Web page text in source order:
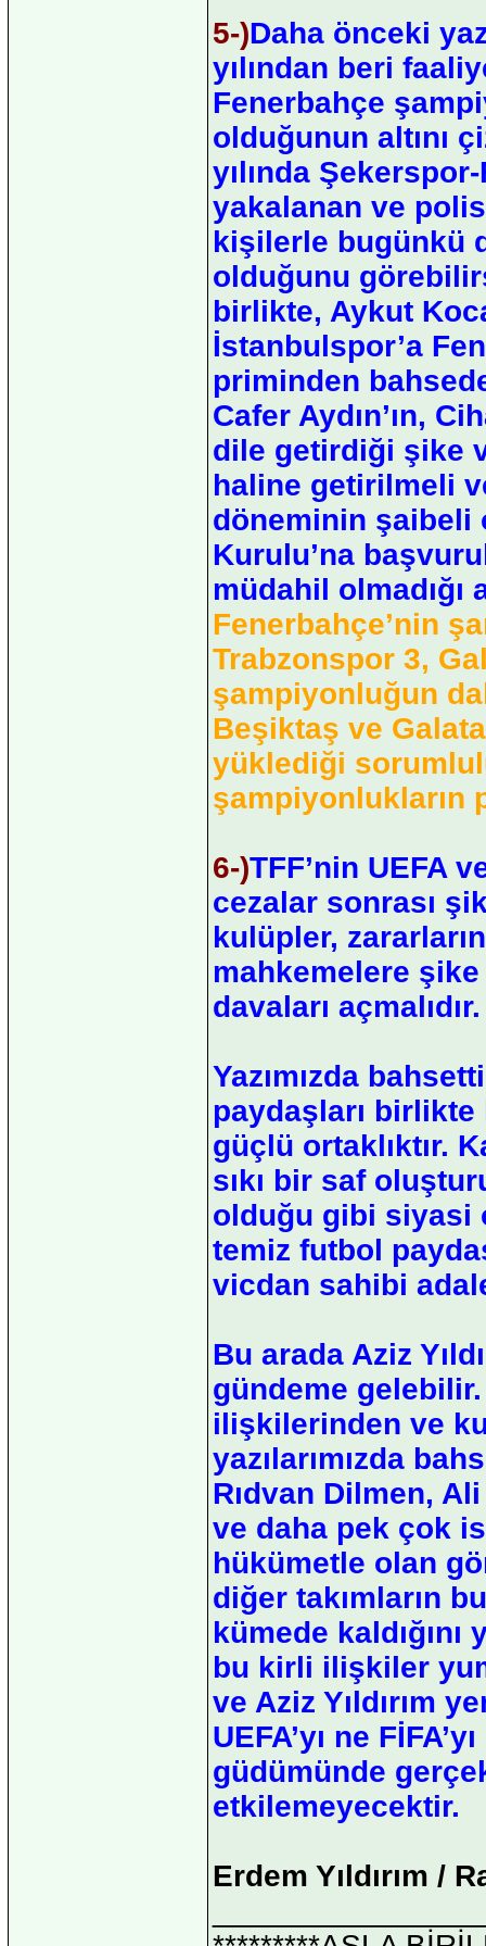
5-)Daha önceki
yılından beri
Fenerbahçe
olduğunun altını
yılında
yakalanan ve
kişilerle bugünkü
olduğunu
birlikte, Aykut
İstanbulspor’a
priminden
Cafer Aydın’ın,
dile getirdiği şike
haline getirilmeli
döneminin şaibeli
Kurulu’na
müdahil olmadığı
Fenerbahçe’nin
Trabzonspor 3,
şampiyonluğun
Beşiktaş ve
yüklediği
şampiyonlukların
6-)TFF’nin UEFA
cezalar sonrası
kulüpler,
mahkemelere
davaları açmalıdır.
Yazımızda
paydaşları birlikte
güçlü ortaklıktır.
sıkı bir saf
olduğu gibi siyasi
temiz futbol
vicdan sahibi
Bu arada Aziz
gündeme gelebilir.
ilişkilerinden ve
yazılarımızda
Rıdvan Dilmen,
ve daha pek çok
hükümetle olan
diğer takımların
kümede kaldığını
bu kirli ilişkiler
ve Aziz Yıldırım
UEFA’yı ne
güdümünde
etkilemeyecektir.
Erdem Yıldırım /